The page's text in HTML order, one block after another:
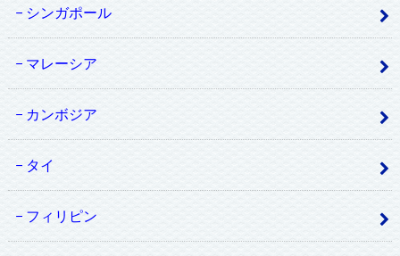
シンガポール
マレーシア
カンボジア
タイ
フィリピン